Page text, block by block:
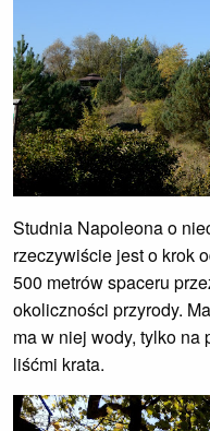
Studnia Napoleona o
rzeczywiście jest o krok
500 metrów spaceru
okoliczności przyrody.
ma w niej wody, tylko
liśćmi krata.